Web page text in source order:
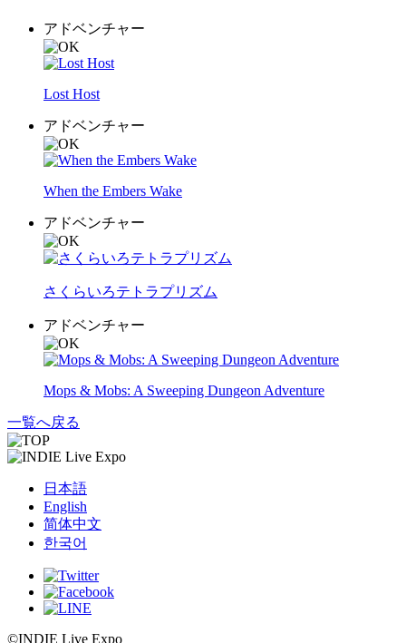
アドベンチャー
Lost Host
アドベンチャー
When the Embers Wake
アドベンチャー
さくらいろテトラプリズム
アドベンチャー
Mops & Mobs: A Sweeping Dungeon Adventure
一覧へ戻る
日本語
English
简体中文
한국어
©INDIE Live Expo